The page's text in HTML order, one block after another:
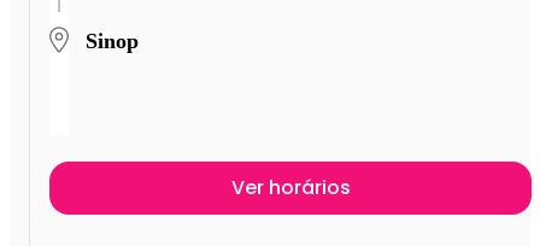
Sinop
Ver horários